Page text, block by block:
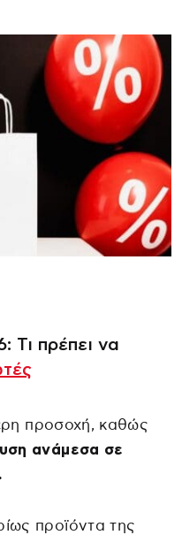
Τι πρέπει να
προσοχή, καθώς
ανάμεσα σε
προϊόντα της